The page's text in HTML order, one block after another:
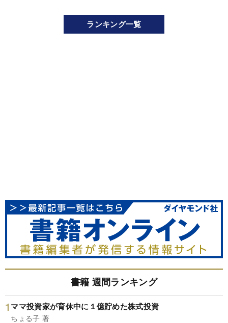
ランキング一覧
書籍 週間ランキング
ママ投資家が育休中に１億貯めた株式投資
ちょる子 著